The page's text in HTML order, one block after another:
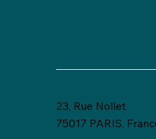
23, Rue Nollet
75017 PARIS,